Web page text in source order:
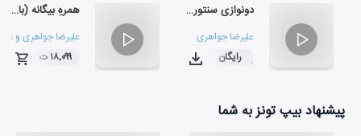
دونوازی سنتور بر اساس اثری از فرانسوا دروبه
علیرضا جواهری
۰۳:۰۱رایگان
همرهِ بیگانه (با یادی از استاد پرویز مشکاتیان)
علیرضا جواهری و
۱۶:۵۷
۱۸,۰۹۹ ت
پیشنهاد بیپ تونز به شما